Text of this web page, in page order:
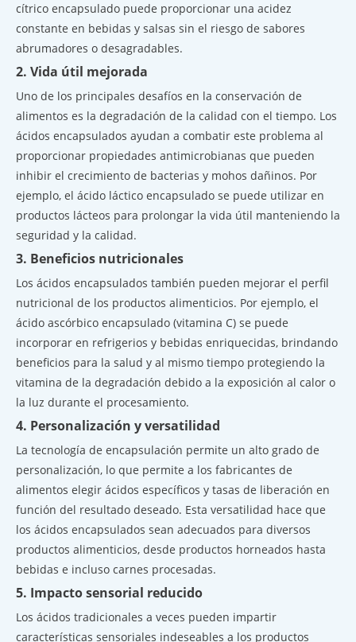
cítrico encapsulado puede proporcionar una acidez
constante en bebidas y salsas sin el riesgo de sabores
abrumadores o desagradables.
2. Vida útil mejorada
Uno de los principales desafíos en la conservación de
alimentos es la degradación de la calidad con el tiempo. Los
ácidos encapsulados ayudan a combatir este problema al
proporcionar propiedades antimicrobianas que pueden
inhibir el crecimiento de bacterias y mohos dañinos. Por
ejemplo, el ácido láctico encapsulado se puede utilizar en
productos lácteos para prolongar la vida útil manteniendo la
seguridad y la calidad.
3. Beneficios nutricionales
Los ácidos encapsulados también pueden mejorar el perfil
nutricional de los productos alimenticios. Por ejemplo, el
ácido ascórbico encapsulado (vitamina C) se puede
incorporar en refrigerios y bebidas enriquecidas, brindando
beneficios para la salud y al mismo tiempo protegiendo la
vitamina de la degradación debido a la exposición al calor o
la luz durante el procesamiento.
4. Personalización y versatilidad
La tecnología de encapsulación permite un alto grado de
personalización, lo que permite a los fabricantes de
alimentos elegir ácidos específicos y tasas de liberación en
función del resultado deseado. Esta versatilidad hace que
los ácidos encapsulados sean adecuados para diversos
productos alimenticios, desde productos horneados hasta
bebidas e incluso carnes procesadas.
5. Impacto sensorial reducido
Los ácidos tradicionales a veces pueden impartir
características sensoriales indeseables a los productos